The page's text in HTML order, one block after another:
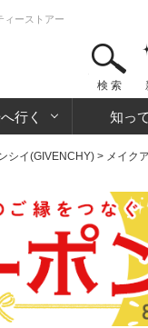
ィーストアー
検 索
行く 知っ
シイ(GIVENCHY) > メイク